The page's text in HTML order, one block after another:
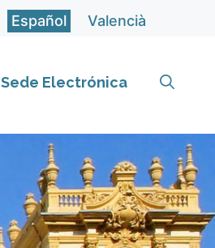
Español Valencià
Sede Electrónica